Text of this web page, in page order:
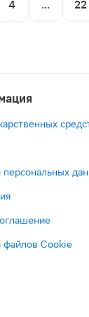
4 ... 22
персональных
файлов Cookie